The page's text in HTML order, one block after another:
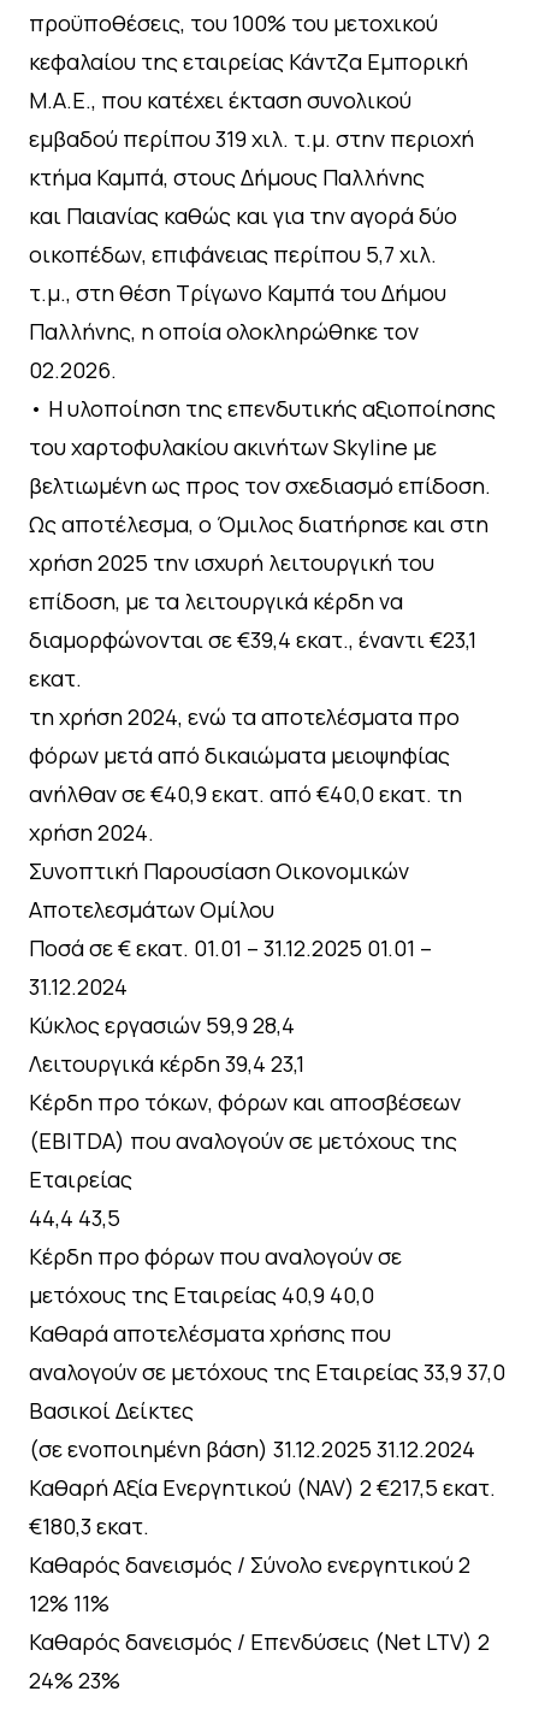
προϋποθέσεις, του 100% του μετοχικού
κεφαλαίου της εταιρείας Κάντζα Εμπορική
Μ.Α.Ε., που κατέχει έκταση συνολικού
εμβαδού περίπου 319 χιλ. τ.μ. στην περιοχή
κτήμα Καμπά, στους Δήμους Παλλήνης
και Παιανίας καθώς και για την αγορά δύο
οικοπέδων, επιφάνειας περίπου 5,7 χιλ.
τ.μ., στη θέση Τρίγωνο Καμπά του Δήμου
Παλλήνης, η οποία ολοκληρώθηκε τον
02.2026.
• Η υλοποίηση της επενδυτικής αξιοποίησης
του χαρτοφυλακίου ακινήτων Skyline με
βελτιωμένη ως προς τον σχεδιασμό επίδοση.
Ως αποτέλεσμα, ο Όμιλος διατήρησε και στη
χρήση 2025 την ισχυρή λειτουργική του
επίδοση, με τα λειτουργικά κέρδη να
διαμορφώνονται σε €39,4 εκατ., έναντι €23,1
εκατ.
τη χρήση 2024, ενώ τα αποτελέσματα προ
φόρων μετά από δικαιώματα μειοψηφίας
ανήλθαν σε €40,9 εκατ. από €40,0 εκατ. τη
χρήση 2024.
Συνοπτική Παρουσίαση Οικονομικών
Αποτελεσμάτων Ομίλου
Ποσά σε € εκατ. 01.01 – 31.12.2025 01.01 –
31.12.2024
Κύκλος εργασιών 59,9 28,4
Λειτουργικά κέρδη 39,4 23,1
Κέρδη προ τόκων, φόρων και αποσβέσεων
(EBITDA) που αναλογούν σε μετόχους της
Εταιρείας
44,4 43,5
Κέρδη προ φόρων που αναλογούν σε
μετόχους της Εταιρείας 40,9 40,0
Καθαρά αποτελέσματα χρήσης που
αναλογούν σε μετόχους της Εταιρείας 33,9 37,0
Βασικοί Δείκτες
(σε ενοποιημένη βάση) 31.12.2025 31.12.2024
Καθαρή Αξία Ενεργητικού (NAV) 2 €217,5 εκατ.
€180,3 εκατ.
Καθαρός δανεισμός / Σύνολο ενεργητικού 2
12% 11%
Καθαρός δανεισμός / Επενδύσεις (Net LTV) 2
24% 23%